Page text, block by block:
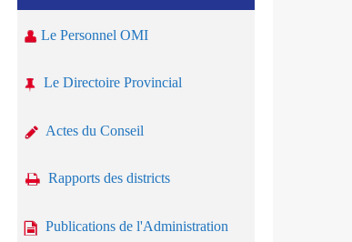
Le Personnel OMI
Le Directoire Provincial
Actes du Conseil
Rapports des districts
Publications de l'Administration